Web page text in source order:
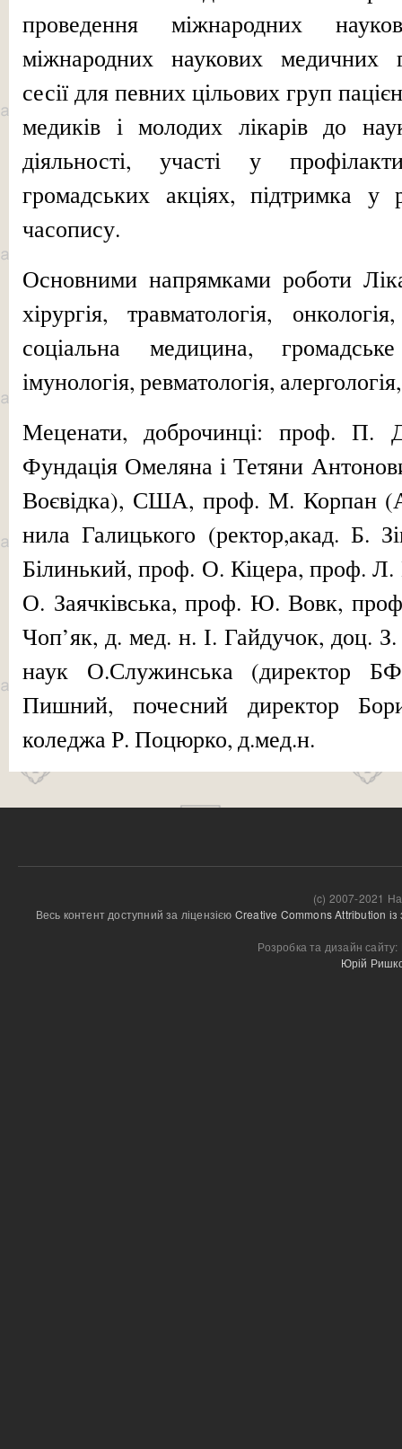
проведення міжнародних
міжнародних наукових медичних
сесії для певних цільових груп
медиків і молодих лікарів до
діяльності, участі у
громадських акціях, підтримка
часопису.
Основними напрямками роботи
хірургія, травматологія,
соціальна медицина,
імунологія, ревматологія,
Меценати, доброчинці: проф. П.
Фундація Омеляна і Те­тяни
Воєвідка), США, проф. М. Корпан
нила Галицького (ректор,акад. Б.
Білинький, проф. О. Кіцера, проф.
О. Заячківська, проф. Ю. Вовк,
Чоп’як, д. мед. н. І. Гайдучок, доц.
наук О.Служинська (директор
Пишний, почесний директор
коледжа Р. Поцюрко, д.мед.н.
(c) 2007-2021
Весь контент доступний за ліцензією Creative Commons Attribution
Розробка та дизайн сайту:
Юрій